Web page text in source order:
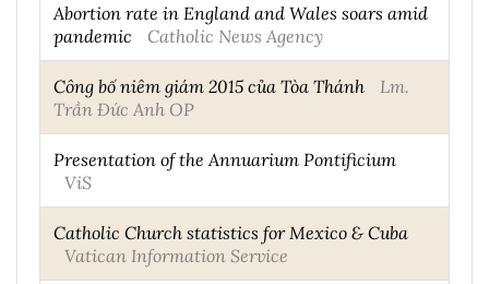
Abortion rate in England and Wales soars amid
pandemic
Catholic News Agency
Công bố niêm giám 2015 của Tòa Thánh
Lm.
Trần Đức Anh OP
Presentation of the Annuarium Pontificium
ViS
Catholic Church statistics for Mexico & Cuba
Vatican Information Service